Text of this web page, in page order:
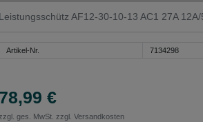
Leistungsschütz AF12-30-10-13 AC1 27A
Artikel-Nr. 7134298
78,99 €
zzgl. ges. MwSt. zzgl. Versandkosten